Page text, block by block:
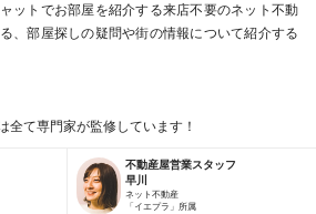
ットでお部屋を紹介する来店不要のネット不動
、部屋探しの疑問や街の情報について紹介する
全て専門家が監修しています！
不動産屋営業スタッフ
早川
ネット不動産
「イエプラ」所属